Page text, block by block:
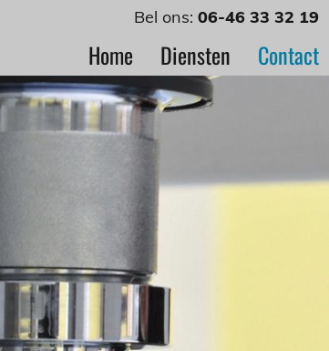
Bel ons:06-46 33 32 19
Home Diensten Contact